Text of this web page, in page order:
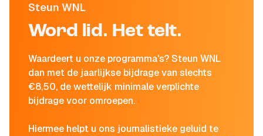
Steun WNL
Word lid. Het telt.
Waardeert u onze programma's? Steun WNL
dan met de jaarlijkse bijdrage van slechts
€8,50, de wettelijk minimale verplichte
bijdrage voor omroepen.
Hiermee helpt u ons journalistieke geluid te